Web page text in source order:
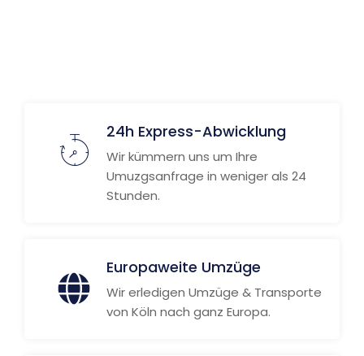
24h Express-Abwicklung
Wir kümmern uns um Ihre
Umuzgsanfrage in weniger als 24
Stunden.
Europaweite Umzüge
Wir erledigen Umzüge & Transporte
von Köln nach ganz Europa.